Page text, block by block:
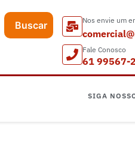
Buscar Nos envie um
Fale Conosco
61 99567-
SIGA